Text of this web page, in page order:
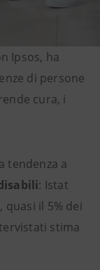
Ipsos, ha
di persone
cura, i
tendenza a
: Istat
il 5% dei
stima